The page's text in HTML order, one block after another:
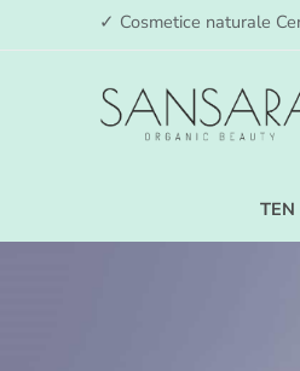
✓ Cosmetice naturale
TEN